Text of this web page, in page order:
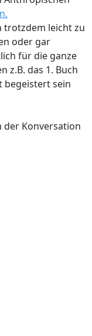
trotzdem leicht zu
oder gar
für die ganze
z.B. das 1. Buch
sein
der Konversation